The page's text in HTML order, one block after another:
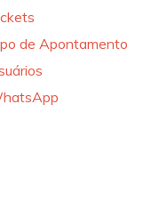
de Apontamento